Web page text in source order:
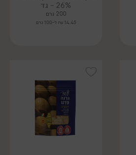
26% - גד
200 גרם
14.45 ₪ ל-100 גרם